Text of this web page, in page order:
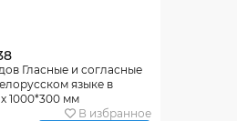
Гласные и согласные
языке в
1000*300 мм
В избранное